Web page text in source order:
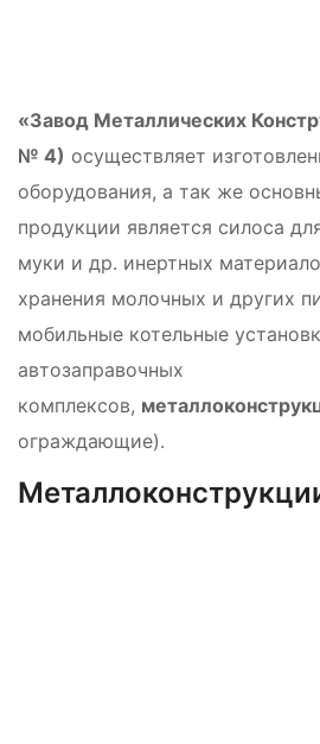
«Завод Металлических
№ 4) осуществляет
оборудования, а так же
продукции является силоса
муки и др. инертных
хранения молочных и других
мобильные котельные
автозаправочных
комплексов,
ограждающие).